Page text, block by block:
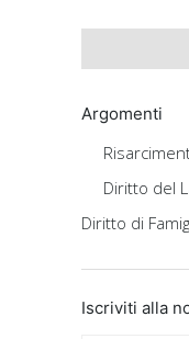
Argomenti
Diritto del
Diritto di
Iscriviti alla